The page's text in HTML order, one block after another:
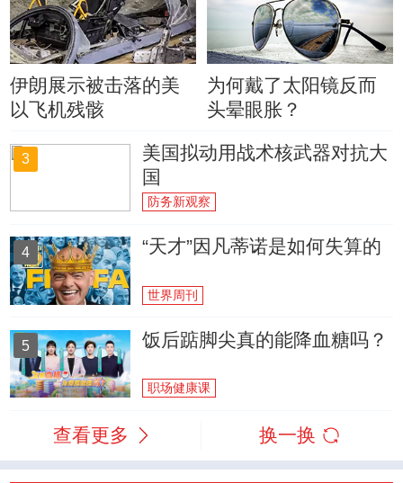
伊朗展示被击落的美
以飞机残骸
为何戴了太阳镜反而
头晕眼胀？
3
美国拟动用战术核武器对抗大
国
防务新观察
4 “天才”因凡蒂诺是如何失算的
世界周刊
5 饭后踮脚尖真的能降血糖吗？
职场健康课
查看更多 换一换